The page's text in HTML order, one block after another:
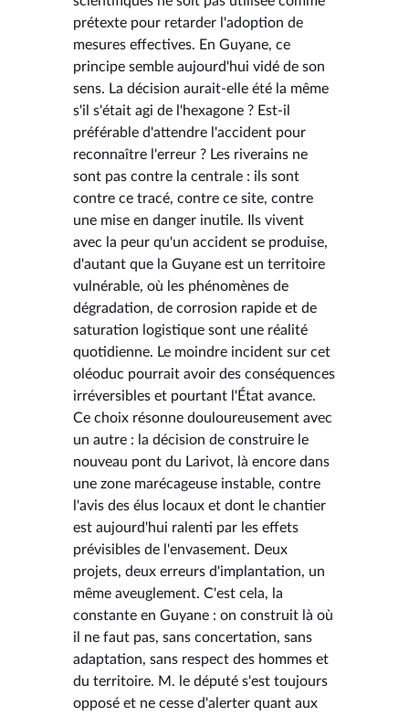
prétexte pour retarder l'adoption de
mesures effectives. En Guyane, ce
principe semble aujourd'hui vidé de son
sens. La décision aurait-elle été la même
s'il s'était agi de l'hexagone ? Est-il
préférable d'attendre l'accident pour
reconnaître l'erreur ? Les riverains ne
sont pas contre la centrale : ils sont
contre ce tracé, contre ce site, contre
une mise en danger inutile. Ils vivent
avec la peur qu'un accident se produise,
d'autant que la Guyane est un territoire
vulnérable, où les phénomènes de
dégradation, de corrosion rapide et de
saturation logistique sont une réalité
quotidienne. Le moindre incident sur cet
oléoduc pourrait avoir des conséquences
irréversibles et pourtant l'État avance.
Ce choix résonne douloureusement avec
un autre : la décision de construire le
nouveau pont du Larivot, là encore dans
une zone marécageuse instable, contre
l'avis des élus locaux et dont le chantier
est aujourd'hui ralenti par les effets
prévisibles de l'envasement. Deux
projets, deux erreurs d'implantation, un
même aveuglement. C'est cela, la
constante en Guyane : on construit là où
il ne faut pas, sans concertation, sans
adaptation, sans respect des hommes et
du territoire. M. le député s'est toujours
opposé et ne cesse d'alerter quant aux